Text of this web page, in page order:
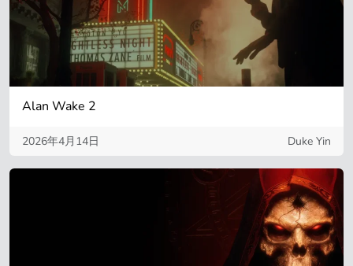
Alan Wake 2
2026年4月14日 Duke Yin